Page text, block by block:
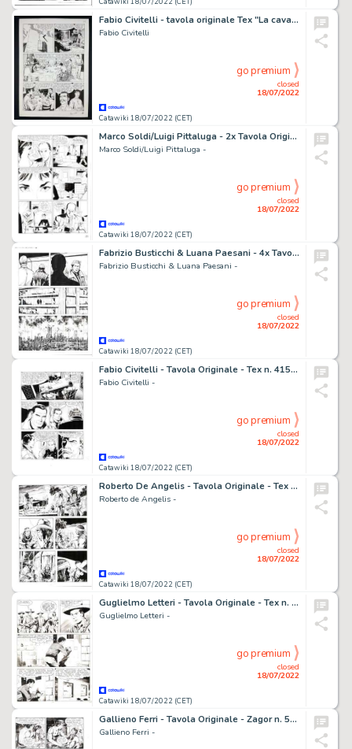
Fabio Civitelli - tavola originale Tex "La cavalcata del morto" - (2012)
Fabio Civitelli
Catawiki 18/07/2022 (CET)
closed
18/07/2022
go premium
Marco Soldi/Luigi Pittaluga - 2x Tavola Originale - Julia n. 89 - "Un mondo di Pugni" - (2006)
Marco Soldi/Luigi Pittaluga -
Catawiki 18/07/2022 (CET)
closed
18/07/2022
go premium
Fabrizio Busticchi & Luana Paesani - 4x Tavola Originale - Nathan Never n. 336 - "Incubi e paradisi" - (2019)
Fabrizio Busticchi & Luana Paesani -
Catawiki 18/07/2022 (CET)
closed
18/07/2022
go premium
Fabio Civitelli - Tavola Originale - Tex n. 415 - "Delitto nel porto" - (1995)
Fabio Civitelli -
Catawiki 18/07/2022 (CET)
closed
18/07/2022
go premium
Roberto De Angelis - Tavola Originale - Tex Willer n. 2 - "La banda di Red Bill" - (2018)
Roberto de Angelis -
Catawiki 18/07/2022 (CET)
closed
18/07/2022
go premium
Guglielmo Letteri - Tavola Originale - Tex n. 112 - "La rete si chiude" - (1970)
Guglielmo Letteri -
Catawiki 18/07/2022 (CET)
closed
18/07/2022
go premium
Gallieno Ferri - Tavola Originale - Zagor n. 520 - "Il signore delle tenebre" - (2008)
Gallieno Ferri -